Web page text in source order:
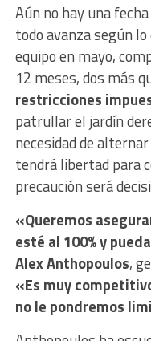
Aún no hay una
todo avanza según
equipo en mayo,
12 meses, dos más
restricciones
patrullar el jardín
necesidad de
tendrá libertad para
precaución será
«Queremos
esté al 100% y
Alex Anthopoulos,
«Es muy
no le pondremos